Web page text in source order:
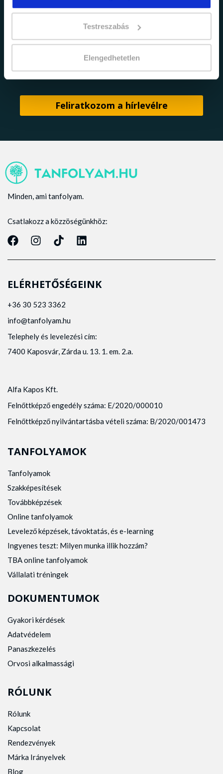
Testreszabás
Elengedhetetlen
Minden, ami tanfolyam.
Csatlakozz a közzöségünkhöz:
ELÉRHETŐSÉGEINK
+36 30 523 3362
info@tanfolyam.hu
Telephely és levelezési cím:
7400 Kaposvár, Zárda u. 13. 1. em. 2.a.
Alfa Kapos Kft.
Felnőttképző engedély száma: E/2020/000010
Felnőttképző nyilvántartásba vételi száma: B/2020/001473
TANFOLYAMOK
Tanfolyamok
Szakképesítések
Továbbképzések
Online tanfolyamok
Levelező képzések, távoktatás, és e-learning
Ingyenes teszt: Milyen munka illik hozzám?
TBA online tanfolyamok
Vállalati tréningek
DOKUMENTUMOK
Gyakori kérdések
Adatvédelem
Panaszkezelés
Orvosi alkalmassági
RÓLUNK
Rólunk
Kapcsolat
Rendezvények
Márka Irányelvek
Blog